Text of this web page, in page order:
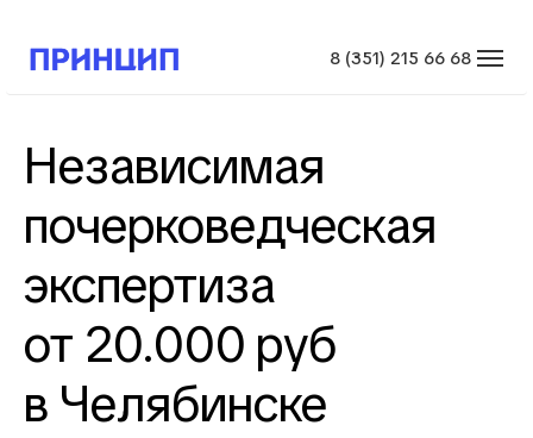
8 (351) 215 66 68
Независимая
почерковедческая
экспертиза
от 20.000 руб
в Челябинске